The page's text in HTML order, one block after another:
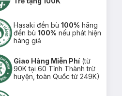
Hasaki đền bù100% hãng
đền bù100% nếu phát hiện
hàng giả
Giao Hàng Miễn Phí (từ
90K tại 60 Tỉnh Thành trừ
huyện, toàn Quốc từ 249K)